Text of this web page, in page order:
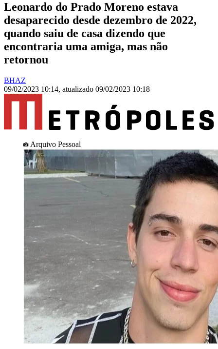
Leonardo do Prado Moreno estava
desaparecido desde dezembro de 2022,
quando saiu de casa dizendo que
encontraria uma amiga, mas não
retornou
BHAZ
09/02/2023 10:14, atualizado 09/02/2023 10:18
Arquivo Pessoal